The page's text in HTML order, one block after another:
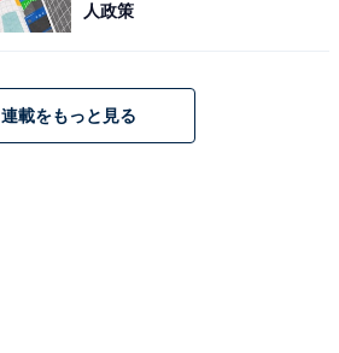
人政策
連載をもっと見る